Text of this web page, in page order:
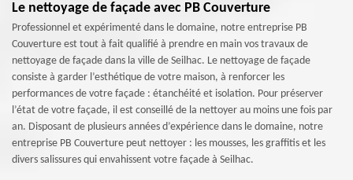
Le nettoyage de façade avec PB Couverture
Professionnel et expérimenté dans le domaine, notre entreprise PB
Couverture est tout à fait qualifié à prendre en main vos travaux de
nettoyage de façade dans la ville de Seilhac. Le nettoyage de façade
consiste à garder l’esthétique de votre maison, à renforcer les
performances de votre façade : étanchéité et isolation. Pour préserver
l’état de votre façade, il est conseillé de la nettoyer au moins une fois par
an. Disposant de plusieurs années d’expérience dans le domaine, notre
entreprise PB Couverture peut nettoyer : les mousses, les graffitis et les
divers salissures qui envahissent votre façade à Seilhac.